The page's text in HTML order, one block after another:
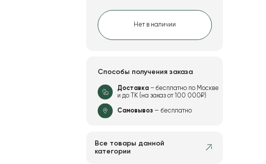
Нет в наличии
Способы получения заказа
Доставка– бесплатно по Москве
и до ТК (на заказ от 100 000₽)
Самовывоз— бесплатно
Все товары данной
категории